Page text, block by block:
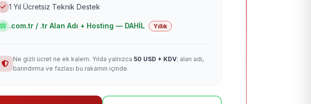
1 Yıl Ücretsiz Teknik Destek
.com.tr / .tr Alan Adı + Hosting — DAHİL Yıllık
Ne gizli ücret ne ek kalem. Yılda yalnızca 50 USD + KDV; alan adı,
barındırma ve fazlası bu rakamın içinde.